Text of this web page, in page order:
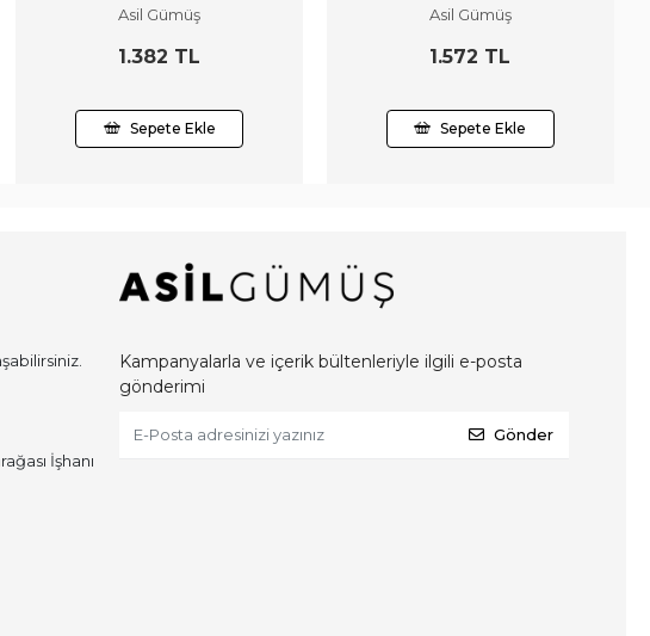
Asil Gümüş
1.382 TL
Sepete Ekle
Asil Gümüş
1.572 TL
Sepete Ekle
İşhanı
Kampanyalarla ve içerik bültenleriyle ilgili e-posta
gönderimi
Gönder